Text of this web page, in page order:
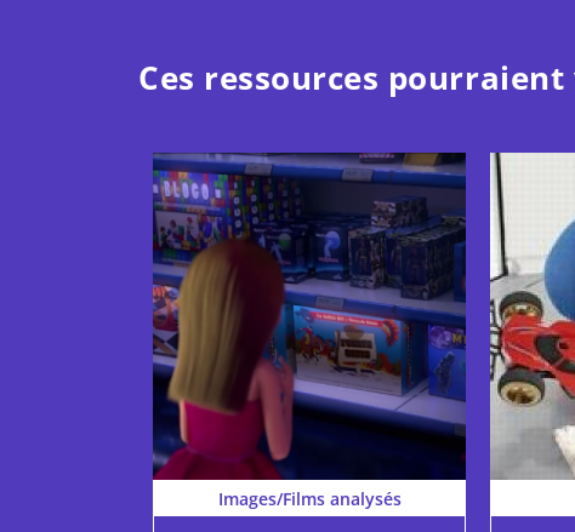
Ces ressources
Images/Films analysés